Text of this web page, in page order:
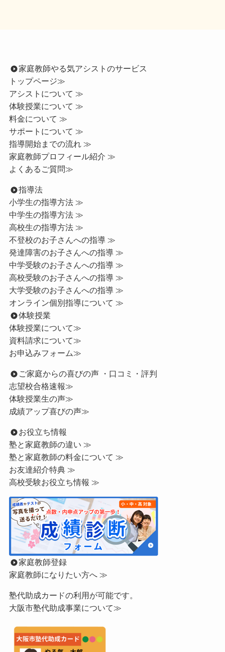
家庭教師やる気アシストのサービス
トップページ≫
アシストについて ≫
体験授業について ≫
料金について ≫
サポートについて ≫
指導開始までの流れ ≫
家庭教師プロフィール紹介 ≫
よくあるご質問≫
指導法
小学生の指導方法 ≫
中学生の指導方法 ≫
高校生の指導方法 ≫
不登校のお子さんへの指導 ≫
発達障害のお子さんへの指導 ≫
中学受験のお子さんへの指導 ≫
高校受験のお子さんへの指導 ≫
大学受験のお子さんへの指導 ≫
オンライン個別指導について ≫
体験授業
体験授業について≫
資料請求について≫
お申込みフォーム≫
ご家庭からの喜びの声 ・口コミ・評判
志望校合格速報≫
体験授業生の声≫
成績アップ喜びの声≫
お役立ち情報
塾と家庭教師の違い ≫
塾と家庭教師の料金について ≫
お友達紹介特典 ≫
高校受験お役立ち情報 ≫
家庭教師登録
家庭教師になりたい方へ ≫
塾代助成カードの利用が可能です。
大阪市塾代助成事業について≫